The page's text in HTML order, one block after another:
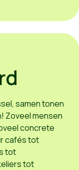
samen tonen
Zoveel mensen
concrete
cafés tot
tot
tot